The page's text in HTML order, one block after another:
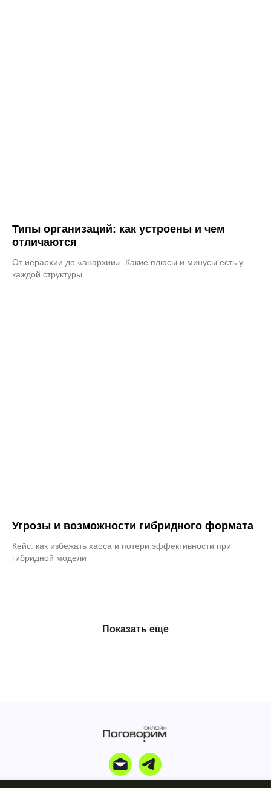
Типы организаций: как устроены и чем
отличаются
От иерархии до «анархии». Какие плюсы и минусы есть у
каждой структуры
Угрозы и возможности гибридного формата
Кейс: как избежать хаоса и потери эффективности при
гибридной модели
Показать еще